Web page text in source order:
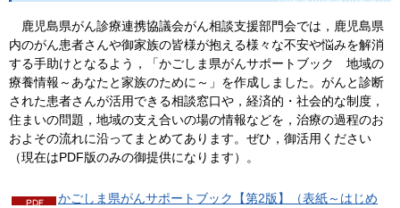
鹿児島県がん診療連携協議会がん相談支援部門会では，鹿児島県
内のがん患者さんや御家族の皆様が抱える様々な不安や悩みを解消
する手助けとなるよう，「かごしま県がんサポートブック
地域の
療養情報～あなたと家族のために～」を作成しました。がんと診断
された患者さんが活用できる相談窓口や，経済的・社会的な制度，
住まいの問題，地域の支え合いの場の情報などを，治療の過程のお
およその流れに沿ってまとめてあります。ぜひ，御活用ください
（現在はPDF版のみの御提供になります）。
かごしま県がんサポートブック【第2版】（表紙～はじめ